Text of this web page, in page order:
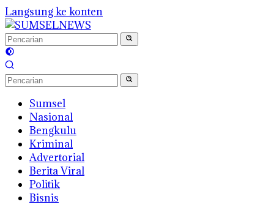
Langsung ke konten
Sumsel
Nasional
Bengkulu
Kriminal
Advertorial
Berita Viral
Politik
Bisnis